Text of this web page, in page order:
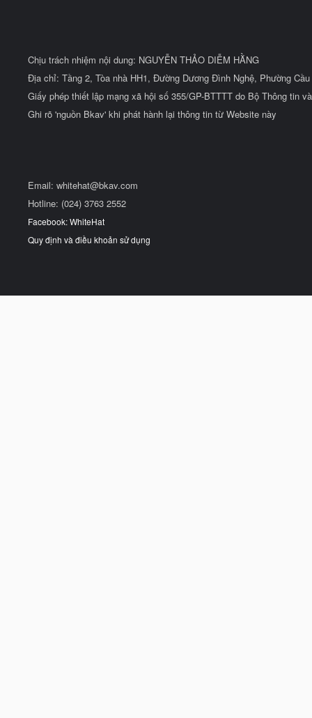
Chịu trách nhiệm nội dung: NGUYỄN THẢO DIỄM HẰNG
Địa chỉ: Tầng 2, Tòa nhà HH1, Đường Dương Đình Nghệ, Phường
Giấy phép thiết lập mạng xã hội số 355/GP-BTTTT do Bộ Thông tin
Ghi rõ 'nguồn Bkav' khi phát hành lại thông tin từ Website này
Email: whitehat@bkav.com
Hotline: (024) 3763 2552
Facebook: WhiteHat
Quy định và điều khoản sử dụng